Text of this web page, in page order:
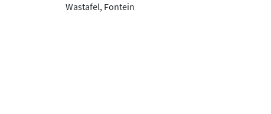
Wastafel, Fontein